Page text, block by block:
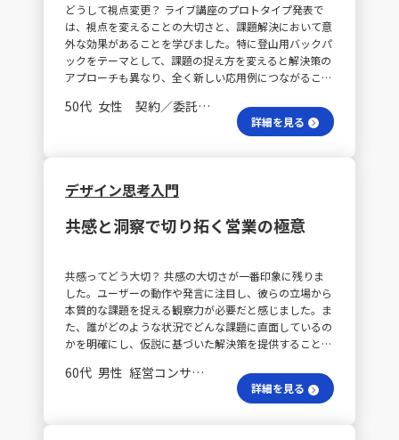
する市民にテストを実施してもらう流れが理想的です。
実際、窓口部署でこれまで多くの行政手続きを作り上げ
た経験から、実践的なテストは十分に可能だと確信して
います。
どうして視点変更？ ライブ講座のプロトタイプ発表で
は、視点を変えることの大切さと、課題解決において意
外な効果があることを学びました。特に登山用バックパ
ックをテーマとして、課題の捉え方を変えると解決策の
アプローチも異なり、全く新しい応用例につながること
アイディアを前向きに受け止め、議論が活発に進んだ点
が良かったと感じます。初期段階では改善の余地がある
の業務にも応用可能な思考の枠を広げるワークショップ
に気づく機会にもなり、技術的な面は後回しにしてまず
た、アイディアを出す際にはスキャンパー法を試してみ
たいと思います。今回のシェアや議論はスムーズに進み
ましたが、実際の職場では以下のような理由からディス
カッションが難しい場合もあると感じました。 ・ポジ
ティブな議論に慣れていないため、否定的な雰囲気にな
りがち ・結論を急ぐ傾向があり、十分な議論が行われ
ない ・現状維持を好むため、新たなアイディアが無視
50代 女性 契約／委託／派遣など
詳細を見る
デザイン思考入門
共感と洞察で切り拓く営業の極意
共感ってどう大切？ 共感の大切さが一番印象に残りま
した。ユーザーの動作や発言に注目し、彼らの立場から
本質的な課題を捉える観察力が必要だと感じました。ま
た、誰がどのような状況でどんな課題に直面しているの
かを明確にし、仮説に基づいた解決策を提供することの
の営業プロセスでは、自社商品やサービスの提供に留ま
らず、まずユーザーの課題を把握することが基本です。
60代 男性 経営コンサルティング 会長／社長
詳細を見る